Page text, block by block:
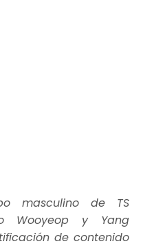
masculino de TS
Wooyeop y Yang
de contenido